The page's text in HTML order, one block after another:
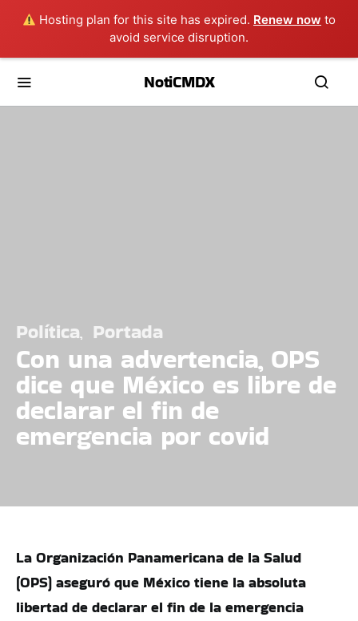
Hosting plan for this site has expired. Renew now to
avoid service disruption.
NotiCMDX
Política Portada
Con una advertencia, OPS
dice que México es libre de
declarar el fin de
emergencia por covid
La Organización Panamericana de la Salud
(OPS) aseguró que México tiene la absoluta
libertad de declarar el fin de la emergencia